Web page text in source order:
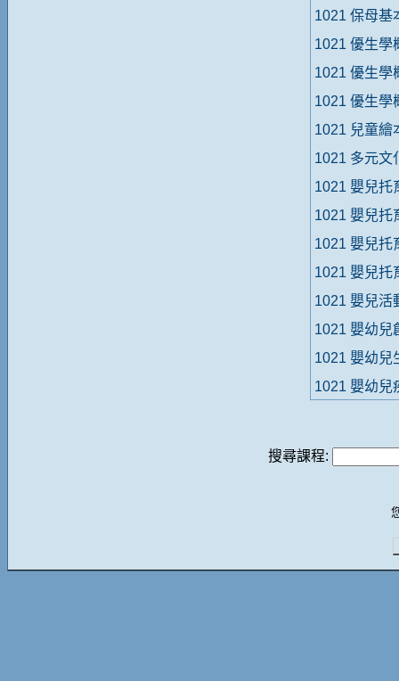
1021 保母基
1021 優生學
1021 優生學
1021 優生學
1021 兒童繪
1021 多元文
1021 嬰兒托
1021 嬰兒托
1021 嬰兒托
1021 嬰兒托
1021 嬰兒活
1021 嬰幼兒
1021 嬰幼兒
1021 嬰幼兒
搜尋課程: